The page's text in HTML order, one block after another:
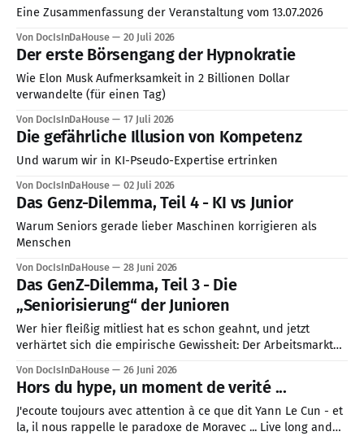
Eine Zusammenfassung der Veranstaltung vom 13.07.2026
Von DocIsInDaHouse 20 Juli 2026
Der erste Börsengang der Hypnokratie
Wie Elon Musk Aufmerksamkeit in 2 Billionen Dollar
verwandelte (für einen Tag)
Von DocIsInDaHouse 17 Juli 2026
Die gefährliche Illusion von Kompetenz
Und warum wir in KI-Pseudo-Expertise ertrinken
Von DocIsInDaHouse 02 Juli 2026
Das Genz-Dilemma, Teil 4 - KI vs Junior
Warum Seniors gerade lieber Maschinen korrigieren als
Menschen
Von DocIsInDaHouse 28 Juni 2026
Das GenZ-Dilemma, Teil 3 - Die
„Seniorisierung“ der Junioren
Wer hier fleißig mitliest hat es schon geahnt, und jetzt
verhärtet sich die empirische Gewissheit: Der Arbeitsmarkt
Stanford, Harvard und die harten Arbeitsmarktdaten aus
dem Frühjahr 2026 in den USA zeichnen ein klares Bild. Die
Zahl der Einstiegsjobs ist stark gesunken (in den USA
Von DocIsInDaHouse 26 Juni 2026
Hors du hype, un moment de verité ...
J'ecoute toujours avec attention à ce que dit Yann Le Cun - et
la, il nous rappelle le paradoxe de Moravec ... Live long and